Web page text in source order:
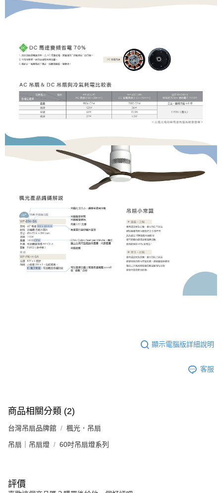
顯示電腦版詳細說明
客服
商品相關分類 (2)
台灣吊扇品牌館 楓光．吊扇
吊扇｜吊扇燈 60吋吊扇燈系列
評價